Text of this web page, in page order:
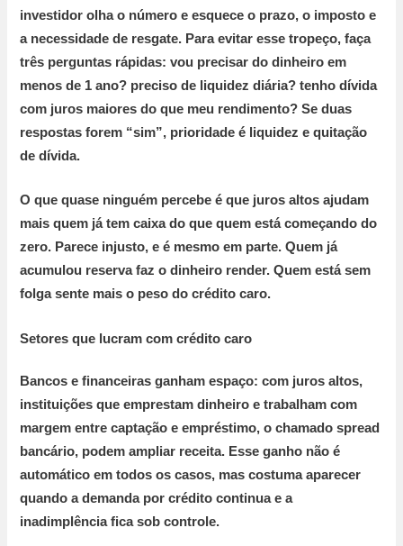
investidor olha o número e esquece o prazo, o imposto e
a necessidade de resgate. Para evitar esse tropeço, faça
três perguntas rápidas: vou precisar do dinheiro em
menos de 1 ano? preciso de liquidez diária? tenho dívida
com juros maiores do que meu rendimento? Se duas
respostas forem “sim”, prioridade é liquidez e quitação
de dívida.
O que quase ninguém percebe é que juros altos ajudam
mais quem já tem caixa do que quem está começando do
zero. Parece injusto, e é mesmo em parte. Quem já
acumulou reserva faz o dinheiro render. Quem está sem
folga sente mais o peso do crédito caro.
Setores que lucram com crédito caro
Bancos e financeiras ganham espaço: com juros altos,
instituições que emprestam dinheiro e trabalham com
margem entre captação e empréstimo, o chamadospread
bancário, podem ampliar receita. Esse ganho não é
automático em todos os casos, mas costuma aparecer
quando a demanda por crédito continua e a
inadimplência fica sob controle.